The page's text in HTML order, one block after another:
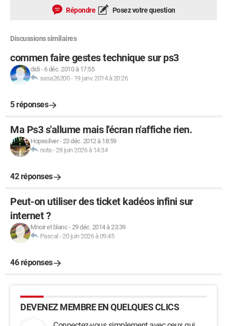
Répondre Posez votre question
Discussions similaires
commen faire gestes technique sur ps3
didi - 6 déc. 2010 à 17:55
sasa26200- 19 janv. 2014 à 20:26
5 réponses
Ma Ps3 s'allume mais l'écran n'affiche rien.
Hopesilver-23 déc. 2012 à 18:59
nota -28 juin 2026 à 14:34
42 réponses
Peut-on utiliser des ticket kadéos infini sur
internet ?
Mnoir et blanc -29 déc. 2014 à 23:39
Pascal -20 juin 2026 à 09:45
46 réponses
DEVENEZ MEMBRE EN QUELQUES CLICS